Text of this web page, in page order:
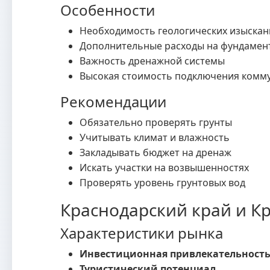
Особенности
Необходимость геологических
Дополнительные расходы на
Важность дренажной системы
Высокая стоимость подключения
Рекомендации
Обязательно проверять грунты
Учитывать климат и влажность
Закладывать бюджет на дренаж
Искать участки на возвышенностях
Проверять уровень грунтовых вод
Краснодарский край и
Характеристики рынка
Инвестиционная привлекательность